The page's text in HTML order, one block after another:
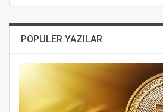
POPULER YAZILAR